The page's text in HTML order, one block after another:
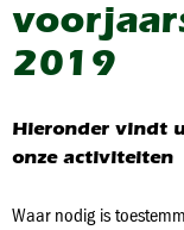
2019
Hieronder vindt
onze activiteiten
Waar nodig is